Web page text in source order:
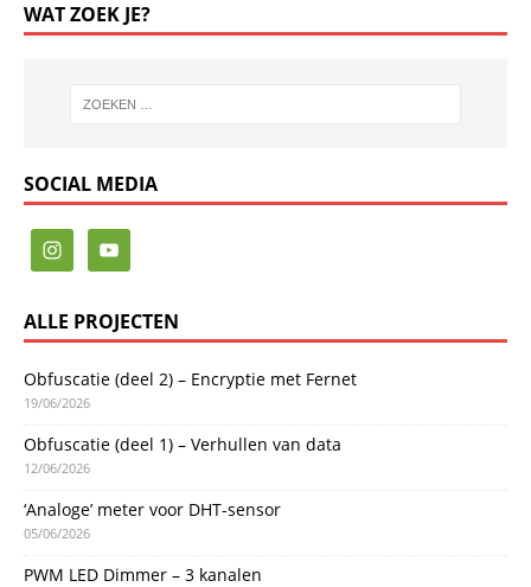
WAT ZOEK JE?
SOCIAL MEDIA
ALLE PROJECTEN
Obfuscatie (deel 2) – Encryptie met Fernet
19/06/2026
Obfuscatie (deel 1) – Verhullen van data
12/06/2026
‘Analoge’ meter voor DHT-sensor
05/06/2026
PWM LED Dimmer – 3 kanalen